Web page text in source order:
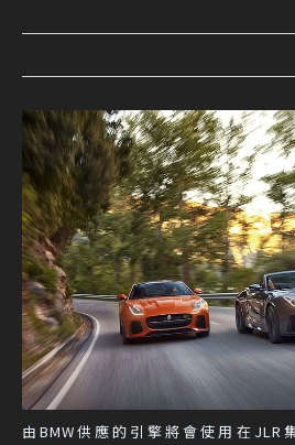
由BMW供應的引擎將會使用在JLR